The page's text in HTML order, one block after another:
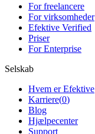
For freelancere
For virksomheder
Efektive Verified
Priser
For Enterprise
Selskab
Hvem er Efektive
Karriere(0)
Blog
Hjælpecenter
Support